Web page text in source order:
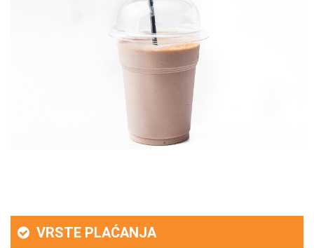
VRSTE PLAĆANJA